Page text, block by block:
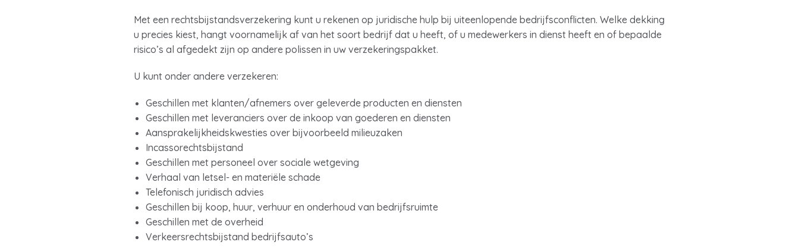
Met een rechtsbijstandsverzekering kunt u rekenen op juridische hulp bij uiteenlopende bedrijfsconflicten. Welke dekking
u precies kiest, hangt voornamelijk af van het soort bedrijf dat u heeft, of u medewerkers in dienst heeft en of bepaalde
risico’s al afgedekt zijn op andere polissen in uw verzekeringspakket.
U kunt onder andere verzekeren:
Geschillen met klanten/afnemers over geleverde producten en diensten
Geschillen met leveranciers over de inkoop van goederen en diensten
Aansprakelijkheidskwesties over bijvoorbeeld milieuzaken
Incassorechtsbijstand
Geschillen met personeel over sociale wetgeving
Verhaal van letsel- en materiële schade
Telefonisch juridisch advies
Geschillen bij koop, huur, verhuur en onderhoud van bedrijfsruimte
Geschillen met de overheid
Verkeersrechtsbijstand bedrijfsauto’s